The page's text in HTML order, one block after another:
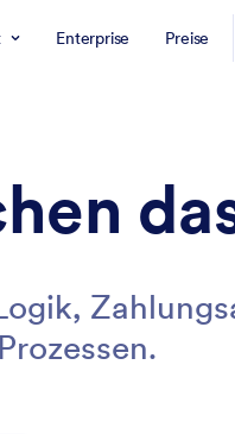
Enterprise Preise